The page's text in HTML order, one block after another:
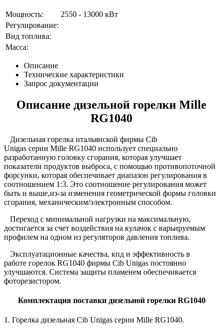
Мощность:
2550 - 13000 кВт
Регулирование:
Вид топлива:
Масса:
Описание
Технические характеристики
Запрос документации
Описание дизельной горелки Mille
RG1040
Дизельная горелка итальянской фирмы Cib
Unigas серии Mille RG1040 использует специально
разработанную головку сгорания, которая улучшает
показатели продуктов выброса, с помощью противопоточной
форсунки, которая обеспечивает диапазон регулирования в
соотношением 1:3. Это соотношение регулирования может
быть и выше,из-за изменения геометрической формы головки
сгорания, механическим/электронным способом.
Переход с минимальной нагрузки на максимальную,
достигается за счет воздействия на кулачок с варьируемым
профилем на одном из регуляторов давления топлива.
Эксплуатационные качества, кпд и эффективность в
работе горелок RG1040 фирмы Cib Unigas постоянно
улучшаются. Система защиты пламенем обеспечивается
фоторезистором.
Комплектация поставки дизельной горелки RG1040
1. Горелка дизельная Cib Unigas серии Mille RG1040.